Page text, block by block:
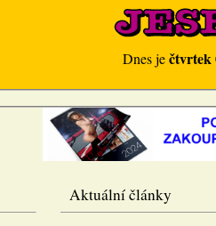
Dnes ječtvrtek
Aktuální články